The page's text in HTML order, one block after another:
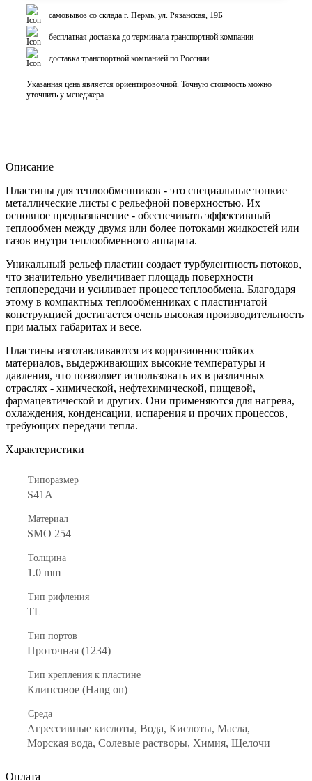
самовывоз со склада г. Пермь, ул. Рязанская, 19Б
бесплатная доставка до терминала транспортной компании
доставка транспортной компанией по Россиии
Указанная цена является ориентировочной. Точную стоимость можно
уточнить у менеджера
Описание
Пластины для теплообменников - это специальные тонкие
металлические листы с рельефной поверхностью. Их
основное предназначение - обеспечивать эффективный
теплообмен между двумя или более потоками жидкостей или
газов внутри теплообменного аппарата.
Уникальный рельеф пластин создает турбулентность потоков,
что значительно увеличивает площадь поверхности
теплопередачи и усиливает процесс теплообмена. Благодаря
этому в компактных теплообменниках с пластинчатой
конструкцией достигается очень высокая производительность
при малых габаритах и весе.
Пластины изготавливаются из коррозионностойких
материалов, выдерживающих высокие температуры и
давления, что позволяет использовать их в различных
отраслях - химической, нефтехимической, пищевой,
фармацевтической и других. Они применяются для нагрева,
охлаждения, конденсации, испарения и прочих процессов,
требующих передачи тепла.
Характеристики
Типоразмер
S41A
Материал
SMO 254
Толщина
1.0 mm
Тип рифления
TL
Тип портов
Проточная (1234)
Тип крепления к пластине
Клипсовое (Hang on)
Среда
Агрессивные кислоты, Вода, Кислоты, Масла,
Морская вода, Солевые растворы, Химия, Щелочи
Оплата